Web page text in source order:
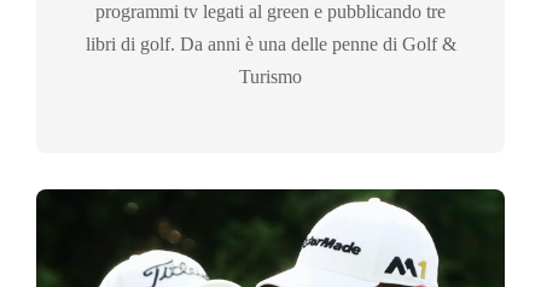
programmi tv legati al green e pubblicando tre
libri di golf. Da anni è una delle penne di Golf &
Turismo